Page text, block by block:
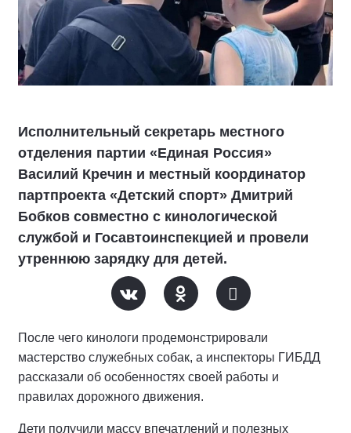
Исполнительный секретарь местного
отделения партии «Единая Россия»
Василий Кречин и местный координатор
партпроекта «Детский спорт» Дмитрий
Бобков совместно с кинологической
службой и Госавтоинспекцией и провели
утреннюю зарядку для детей.
После чего кинологи продемонстрировали
мастерство служебных собак, а инспекторы ГИБДД
рассказали об особенностях своей работы и
правилах дорожного движения.
Дети получили массу впечатлений и полезных